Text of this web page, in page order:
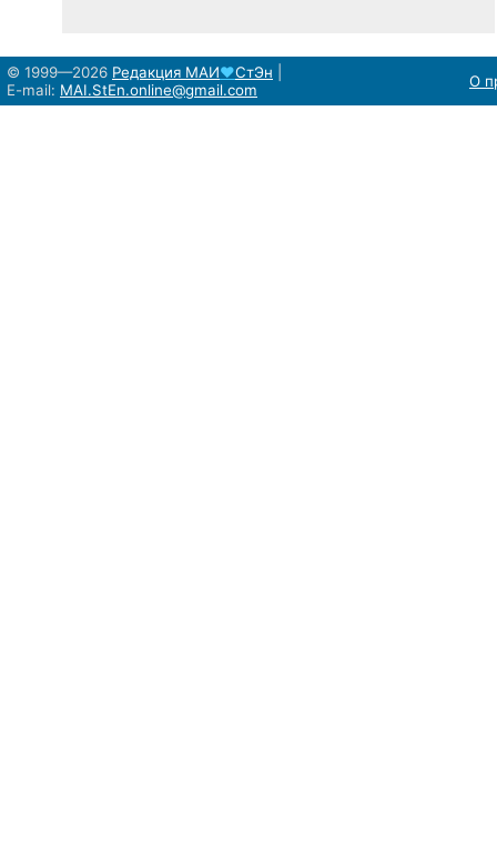
© 1999—2026 Редакция МАИ♥СтЭн
E-mail: MAI.StEn.online@gmail.com О